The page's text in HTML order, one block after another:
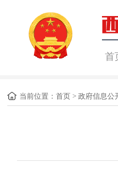
首
当前位置： 首页 > 政府信息公